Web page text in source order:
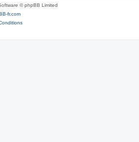
© phpBB Limited
fr.com